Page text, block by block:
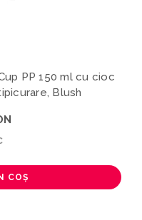
PP 150 ml cu cioc
Blush
COȘ